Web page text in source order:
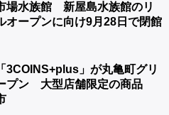
場水族館 新屋島水族館のリ
オープンに向け9月28日で閉館
3COINS+plus」が丸亀町グリ
プン 大型店舗限定の商品